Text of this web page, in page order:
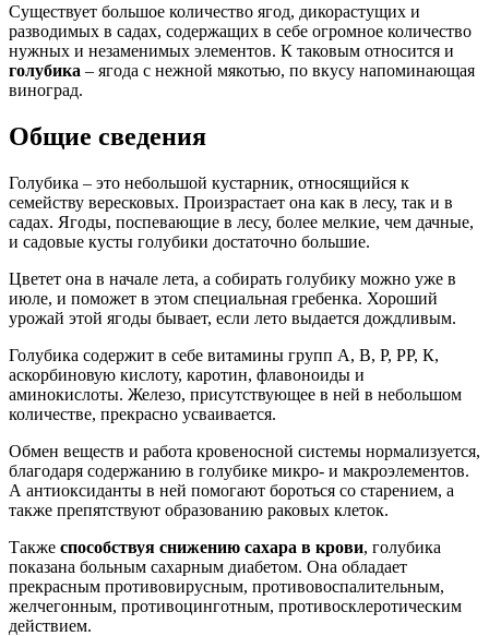
Существует большое количество ягод, дикорастущих и
разводимых в садах, содержащих в себе огромное количество
нужных и незаменимых элементов. К таковым относится и
голубика – ягода с нежной мякотью, по вкусу напоминающая
виноград.
Общие сведения
Голубика – это небольшой кустарник, относящийся к
семейству вересковых. Произрастает она как в лесу, так и в
садах. Ягоды, поспевающие в лесу, более мелкие, чем дачные,
и садовые кусты голубики достаточно большие.
Цветет она в начале лета, а собирать голубику можно уже в
июле, и поможет в этом специальная гребенка. Хороший
урожай этой ягоды бывает, если лето выдается дождливым.
Голубика содержит в себе витамины групп А, В, Р, РР, К,
аскорбиновую кислоту, каротин, флавоноиды и
аминокислоты. Железо, присутствующее в ней в небольшом
количестве, прекрасно усваивается.
Обмен веществ и работа кровеносной системы нормализуется,
благодаря содержанию в голубике микро- и макроэлементов.
А антиоксиданты в ней помогают бороться со старением, а
также препятствуют образованию раковых клеток.
Также способствуя снижению сахара в крови, голубика
показана больным сахарным диабетом. Она обладает
прекрасным противовирусным, противовоспалительным,
желчегонным, противоцинготным, противосклеротическим
действием.